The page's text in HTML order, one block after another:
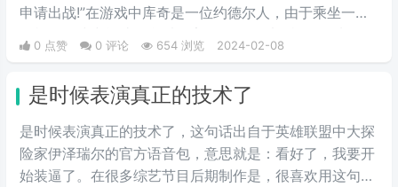
申请出战!”在游戏中库奇是一位约德尔人，由于乘坐一架
飞机在游戏中战斗，所以玩家习惯称他叫飞机，是选择他
的时候的语音。而在抖音里up用这段台词作为bgm，演
0 点赞 0 评论 654 浏览 2024-02-08
是时候表演真正的技术了
是时候表演真正的技术了，这句话出自于英雄联盟中大探
险家伊泽瑞尔的官方语音包，意思就是：看好了，我要开
始装逼了。在很多综艺节目后期制作是，很喜欢用这句